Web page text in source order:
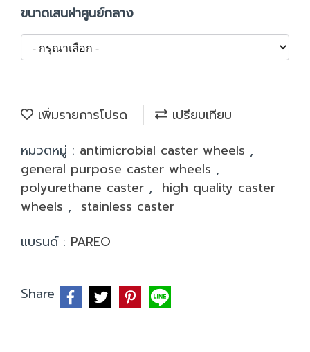
ขนาดเสนผ่าศูนย์กลาง
เพิ่มรายการโปรด
เปรียบเทียบ
หมวดหมู่ : antimicrobial caster wheels ,
general purpose caster wheels ,
polyurethane caster , high quality caster
wheels , stainless caster
แบรนด์ : PAREO
Share